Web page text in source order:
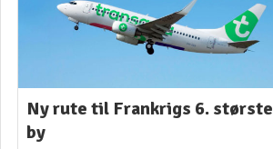
Ny rute til Frankrigs 6. største
by